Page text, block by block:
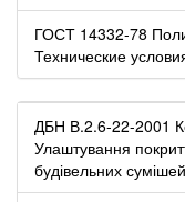
ГОСТ 14332-78
Технические
ДБН В.2.6-22-2001
Улаштування
будівельних